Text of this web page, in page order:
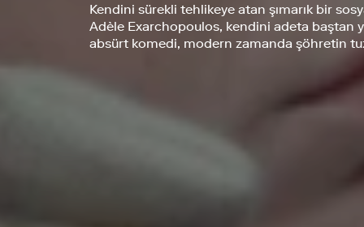
Kendini sürekli tehlikeye atan şımarık bir
Adèle Exarchopoulos, kendini adeta baştan
absürt komedi, modern zamanda şöhretin